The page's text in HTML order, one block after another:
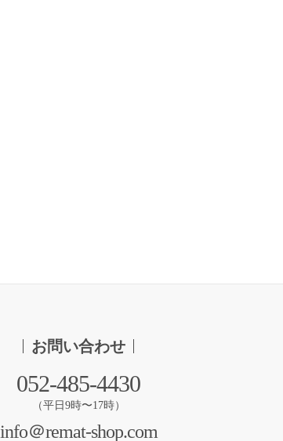
お問い合わせ
052-485-4430
（平日9時〜17時）
info＠remat-shop.com